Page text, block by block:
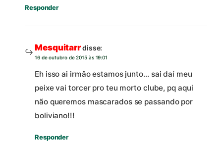
Responder
Mesquitarrdisse:
16 de outubro de 2015 às 19:01
Eh isso ai irmão estamos junto… sai daí meu
peixe vai torcer pro teu morto clube, pq aqui
não queremos mascarados se passando por
boliviano!!!
Responder